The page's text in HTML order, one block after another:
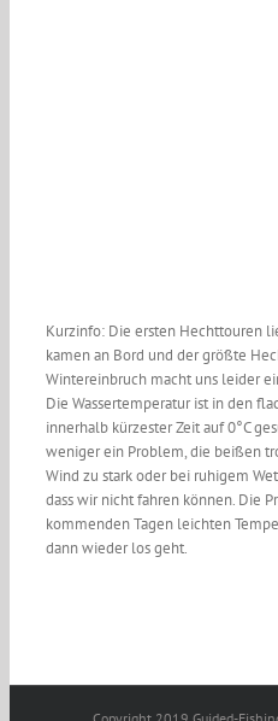
Kurzinfo: Die ersten Hechttouren
kamen an Bord und der größte
Wintereinbruch macht uns leider
Die Wassertemperatur ist in den
innerhalb kürzester Zeit auf 0°C
weniger ein Problem, die beißen
Wind zu stark oder bei ruhigem
dass wir nicht fahren können. Die
kommenden Tagen leichten
dann wieder los geht.